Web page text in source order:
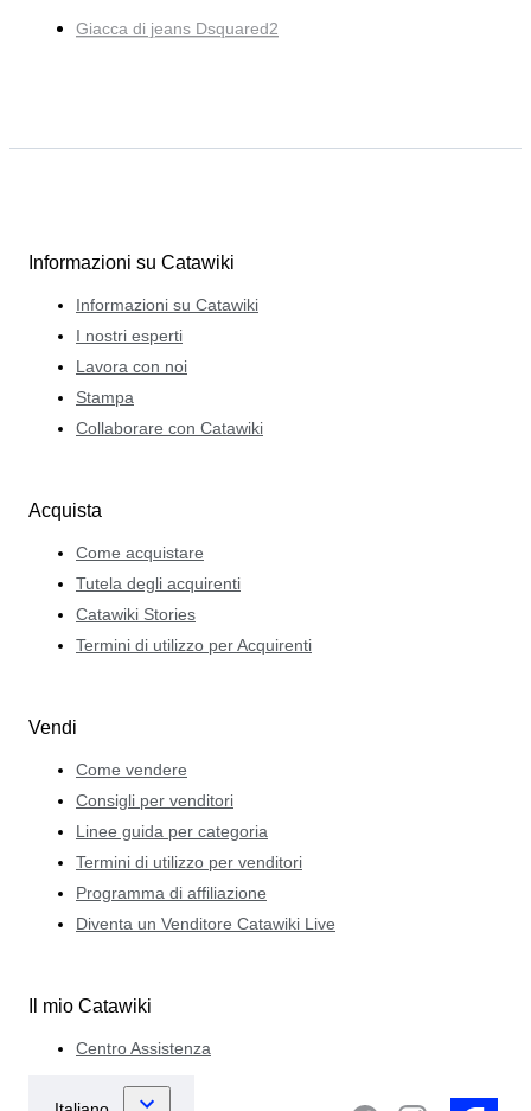
Giacca di jeans Dsquared2
Informazioni su Catawiki
Informazioni su Catawiki
I nostri esperti
Lavora con noi
Stampa
Collaborare con Catawiki
Acquista
Come acquistare
Tutela degli acquirenti
Catawiki Stories
Termini di utilizzo per Acquirenti
Vendi
Come vendere
Consigli per venditori
Linee guida per categoria
Termini di utilizzo per venditori
Programma di affiliazione
Diventa un Venditore Catawiki Live
Il mio Catawiki
Centro Assistenza